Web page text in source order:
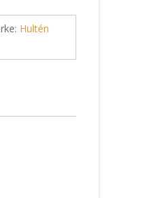
Hultén